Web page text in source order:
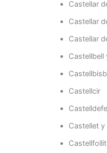
Castellar
Castellar
Castellar
Castellbell
Castellcir
Castellet y